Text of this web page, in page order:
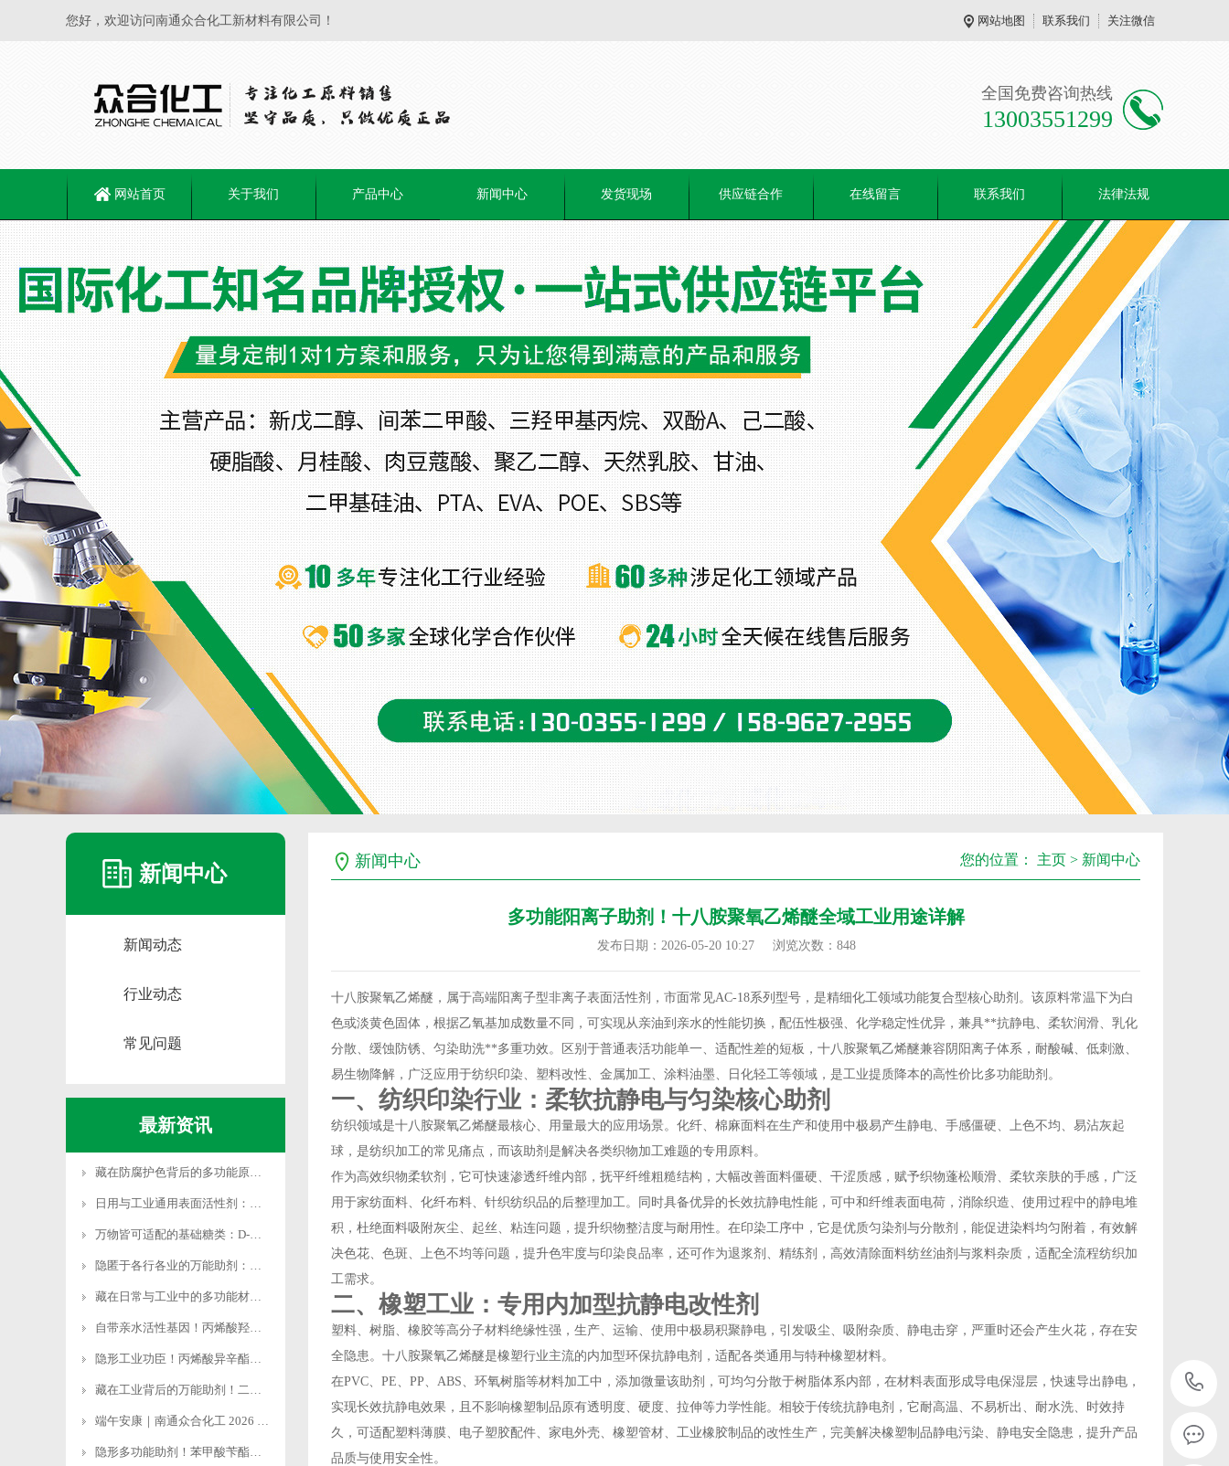
您好，欢迎访问南通众合化工新材料有限公司！ 网站地图 联系我们 关注微信
全国免费咨询热线
13003551299
网站首页 关于我们 产品中心 新闻中心 发货现场 供应链合作 在线留言 联系我们 法律法规
新闻中心
新闻动态
行业动态
常见问题
最新资讯
藏在防腐护色背后的多功能原料：焦亚硫酸钾全域应用科
日用与工业通用表面活性剂：十二烷基苯磺酸钠应用全解
万物皆可适配的基础糖类：D-无水葡萄糖的多元应用解
隐匿于各行各业的万能助剂：磷酸二氢钠的多维应用价值
藏在日常与工业中的多功能材料：氢氧化铝的多元应用全
自带亲水活性基因！丙烯酸羟乙酯撑起高端化工材料半壁
隐形工业功臣！丙烯酸异辛酯多领域硬核应用全解析
藏在工业背后的万能助剂！二乙二醇多领域核心用途解析
端午安康｜南通众合化工 2026 端午放假安排通知
隐形多功能助剂！苯甲酸苄酯全领域核心工业用途解析
新闻中心 您的位置： 主页 > 新闻中心
多功能阳离子助剂！十八胺聚氧乙烯醚全域工业用途详解
发布日期：2026-05-20 10:27 浏览次数： 848
十八胺聚氧乙烯醚，属于高端阳离子型非离子表面活性剂，市面常见AC-18系列型号，是精细化工领域功能复合型核心助剂。该原料常温下为白
色或淡黄色固体，根据乙氧基加成数量不同，可实现从亲油到亲水的性能切换，配伍性极强、化学稳定性优异，兼具**抗静电、柔软润滑、乳化
分散、缓蚀防锈、匀染助洗**多重功效。区别于普通表活功能单一、适配性差的短板，十八胺聚氧乙烯醚兼容阴阳离子体系，耐酸碱、低刺激、
易生物降解，广泛应用于纺织印染、塑料改性、金属加工、涂料油墨、日化轻工等领域，是工业提质降本的高性价比多功能助剂。
一、纺织印染行业：柔软抗静电与匀染核心助剂
纺织领域是十八胺聚氧乙烯醚最核心、用量最大的应用场景。化纤、棉麻面料在生产和使用中极易产生静电、手感僵硬、上色不均、易沾灰起
球，是纺织加工的常见痛点，而该助剂是解决各类织物加工难题的专用原料。
作为高效织物柔软剂，它可快速渗透纤维内部，抚平纤维粗糙结构，大幅改善面料僵硬、干涩质感，赋予织物蓬松顺滑、柔软亲肤的手感，广泛
用于家纺面料、化纤布料、针织纺织品的后整理加工。同时具备优异的长效抗静电性能，可中和纤维表面电荷，消除织造、使用过程中的静电堆
积，杜绝面料吸附灰尘、起丝、粘连问题，提升织物整洁度与耐用性。在印染工序中，它是优质匀染剂与分散剂，能促进染料均匀附着，有效解
决色花、色斑、上色不均等问题，提升色牢度与印染良品率，还可作为退浆剂、精练剂，高效清除面料纺丝油剂与浆料杂质，适配全流程纺织加
工需求。
二、橡塑工业：专用内加型抗静电改性剂
塑料、树脂、橡胶等高分子材料绝缘性强，生产、运输、使用中极易积聚静电，引发吸尘、吸附杂质、静电击穿，严重时还会产生火花，存在安
全隐患。十八胺聚氧乙烯醚是橡塑行业主流的内加型环保抗静电剂，适配各类通用与特种橡塑材料。
在PVC、PE、PP、ABS、环氧树脂等材料加工中，添加微量该助剂，可均匀分散于树脂体系内部，在材料表面形成导电保湿层，快速导出静电，
实现长效抗静电效果，且不影响橡塑制品原有透明度、硬度、拉伸等力学性能。相较于传统抗静电剂，它耐高温、不易析出、耐水洗、时效持
久，可适配塑料薄膜、电子塑胶配件、家电外壳、橡塑管材、工业橡胶制品的改性生产，完美解决橡塑制品静电污染、静电安全隐患，提升产品
品质与使用安全性。